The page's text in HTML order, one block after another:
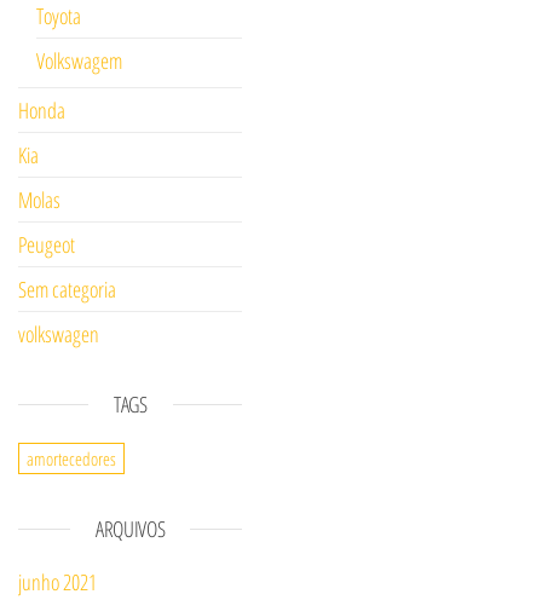
Toyota
Volkswagem
Honda
Kia
Molas
Peugeot
Sem categoria
volkswagen
TAGS
amortecedores
ARQUIVOS
junho 2021